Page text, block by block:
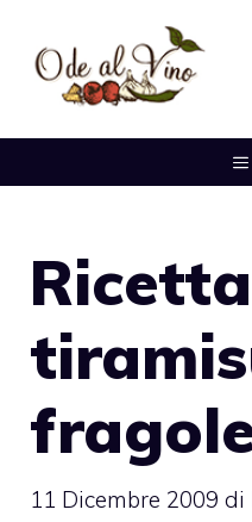
contenuto
Ricetta
11 Dicembre 2009 di